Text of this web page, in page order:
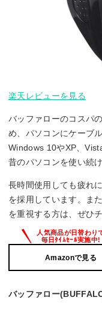
楽天レビューを見る
バッファローのコスパ
め、パソコンにケーブ
Windows 10やXP、
昔のパソコンを使い続
長時間使用しても疲れ
を採用しています。また
を重視する方は、ぜひ
Amazonで見る
バッファロー